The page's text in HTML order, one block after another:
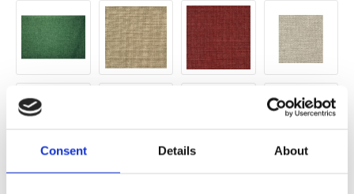
Consent Details About